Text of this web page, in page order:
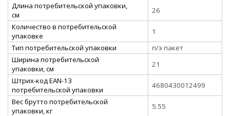
Длина потребительской упаковки,
см
26
Количество в потребительской
упаковке
1
Тип потребительской упаковки
п/э пакет
Ширина потребительской
упаковки, см
21
Штрих-код EAN-13
потребительской упаковки
4680430012499
Вес брутто потребительской
упаковки, кг
5.55